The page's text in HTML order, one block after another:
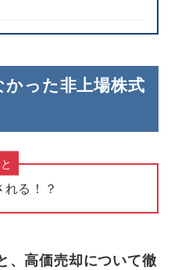
った非上場株式
る！？
、高価売却について徹